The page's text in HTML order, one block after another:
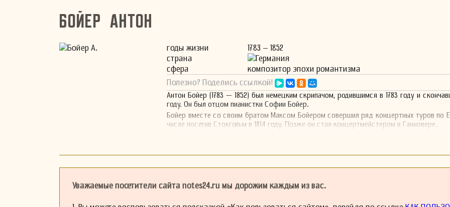
Бойер Антон
годы жизни
1783 – 1852
страна
Германия
сфера
композитор эпохи романтизма
Полезно? Поделись ссылкой!
Антон Бойер (1783 — 1852) был немецким скрипачом, родившимся в 1783 году и
году. Он был отцом пианистки Софии Бойер.
Бойер вместе со своим братом Максом Бойером совершил ряд концертных туров по
числе посетив Стокгольм в 1814 году. Позже он стал концертмейстером в Ганновере.
Уважаемые посетители сайта notes24.ru мы дорожим каждым из вас.